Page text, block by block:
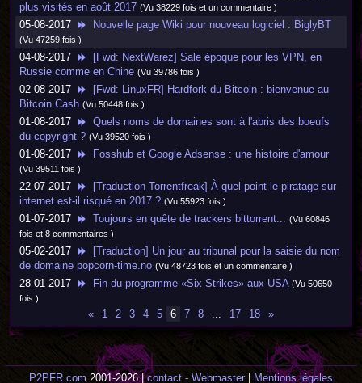
plus visités en août 2017 (Vu 38229 fois et un commentaire )
05-08-2017 Nouvelle page Wiki pour nouveau logiciel : BiglyBT
(Vu 47259 fois )
04-08-2017
[Fwd: NextWarez] Sale époque pour les VPN, en
Russie comme en Chine (Vu 39786 fois )
02-08-2017
[Fwd: LinuxFR] Hardfork du Bitcoin : bienvenue au
Bitcoin Cash (Vu 50448 fois )
01-08-2017
Quels noms de domaines sont à l'abris des boeufs
du copyright ? (Vu 39520 fois )
01-08-2017 Fosshub et Google Adsense : une histoire d'amour
(Vu 39511 fois )
22-07-2017
[Traduction Torrentfreak] À quel point le piratage sur
internet est-il risqué en 2017 ? (Vu 55923 fois )
01-07-2017 Toujours en quête de trackers bittorrent... (Vu 60846
fois et 8 commentaires )
05-02-2017
[Traduction] Un jour au tribunal pour la saisie du nom
de domaine popcorn-time.no (Vu 48723 fois et un commentaire )
28-01-2017 Fin du programme «Six Strikes» aux USA (Vu 50650
fois )
« 1 2 3 4 5 6 7 8 ... 17 18 »
P2PFR.com 2001-2026 |contact - Webmaster| Mentions légales